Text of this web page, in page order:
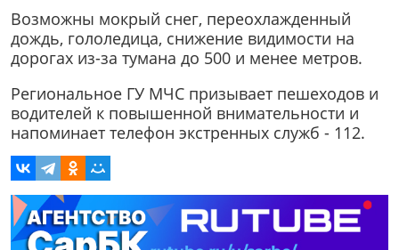
Возможны мокрый снег, переохлажденный
дождь, гололедица, снижение видимости на
дорогах из-за тумана до 500 и менее метров.
Региональное ГУ МЧС призывает пешеходов и
водителей к повышенной внимательности и
напоминает телефон экстренных служб - 112.